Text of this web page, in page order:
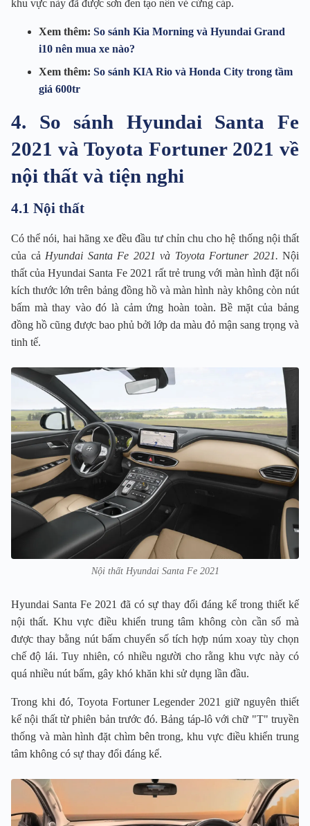
khu vực này đã được sơn đen tạo nên vẻ cứng cáp.
Xem thêm: So sánh Kia Morning và Hyundai Grand
i10 nên mua xe nào?
Xem thêm: So sánh KIA Rio và Honda City trong tầm
giá 600tr
4. So sánh Hyundai Santa Fe
2021 và Toyota Fortuner 2021 về
nội thất và tiện nghi
4.1 Nội thất
Có thể nói, hai hãng xe đều đầu tư chỉn chu cho hệ thống nội thất
của cả Hyundai Santa Fe 2021 và Toyota Fortuner 2021. Nội
thất của Hyundai Santa Fe 2021 rất trẻ trung với màn hình đặt nổi
kích thước lớn trên bảng đồng hồ và màn hình này không còn nút
bấm mà thay vào đó là cảm ứng hoàn toàn. Bề mặt của bảng
đồng hồ cũng được bao phủ bởi lớp da màu đỏ mận sang trọng và
tinh tế.
Nội thất Hyundai Santa Fe 2021
Hyundai Santa Fe 2021 đã có sự thay đổi đáng kể trong thiết kế
nội thất. Khu vực điều khiển trung tâm không còn cần số mà
được thay bằng nút bấm chuyển số tích hợp núm xoay tùy chọn
chế độ lái. Tuy nhiên, có nhiều người cho rằng khu vực này có
quá nhiều nút bấm, gây khó khăn khi sử dụng lần đầu.
Trong khi đó, Toyota Fortuner Legender 2021 giữ nguyên thiết
kế nội thất từ phiên bản trước đó. Bảng táp-lô với chữ "T" truyền
thống và màn hình đặt chìm bên trong, khu vực điều khiển trung
tâm không có sự thay đổi đáng kể.